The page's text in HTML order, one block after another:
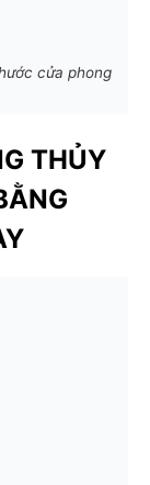
cửa phong
THỦY